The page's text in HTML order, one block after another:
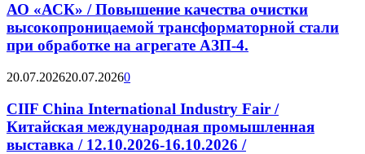
АО «АСК» / Повышение качества очистки
высокопроницаемой трансформаторной стали
при обработке на агрегате АЗП-4.
20.07.202620.07.20260
CIIF China International Industry Fair /
Китайская международная промышленная
выставка / 12.10.2026-16.10.2026 /